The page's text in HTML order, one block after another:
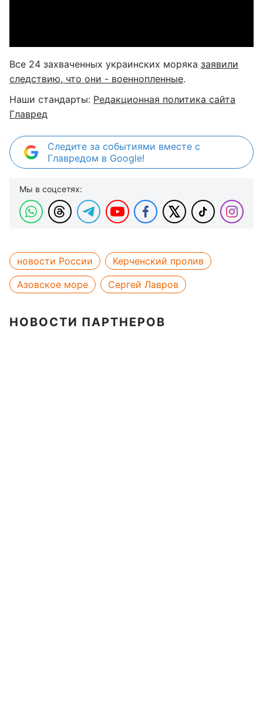
Все 24 захваченных украинских моряка заявили
следствию, что они - военнопленные.
Наши стандарты: Редакционная политика сайта
Главред
Следите за событиями вместе с
Главредом в Google!
Мы в соцсетях:
новости России
Керченский пролив
Азовское море
Сергей Лавров
НОВОСТИ ПАРТНЕРОВ